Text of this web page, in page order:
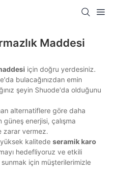
Maddesi
için doğru yerdesiniz.
bulacağınızdan emin
şeyin Shuode'da olduğunu
alternatiflere göre daha
enerjisi, çalışma
zarar vermez.
kalitede seramik karo
hedefliyoruz ve etkili
için müşterilerimizle